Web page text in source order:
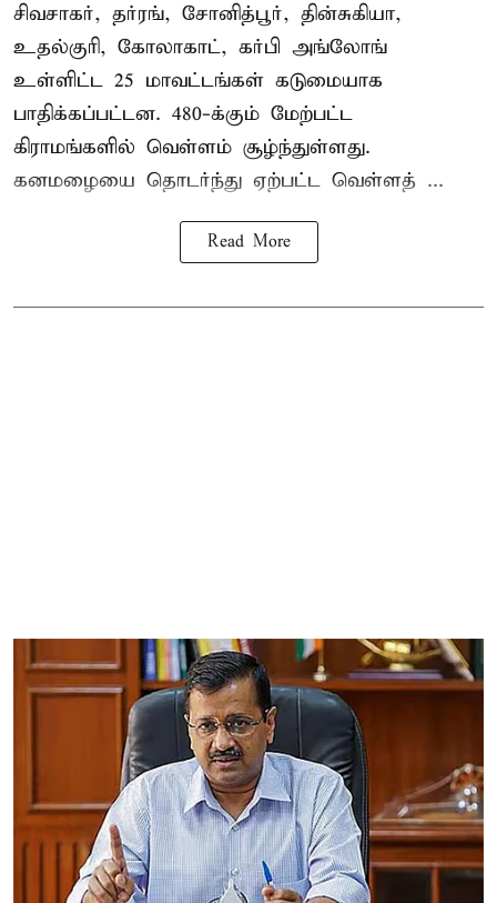
சிவசாகர், தர்ரங், சோனித்பூர், தின்சுகியா,
உதல்குரி, கோலாகாட், கர்பி அங்லோங்
உள்ளிட்ட 25 மாவட்டங்கள் கடுமையாக
பாதிக்கப்பட்டன. 480-க்கும் மேற்பட்ட
கிராமங்களில் வெள்ளம் சூழ்ந்துள்ளது.
கனமழையை தொடர்ந்து ஏற்பட்ட வெள்ளத் ...
Read More